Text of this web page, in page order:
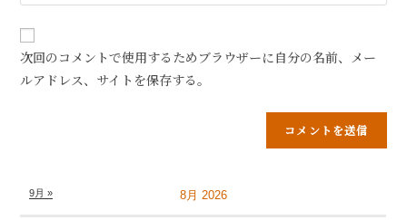
次回のコメントで使用するためブラウザーに自分の名前、メー
ルアドレス、サイトを保存する。
8月 2026
9月 »